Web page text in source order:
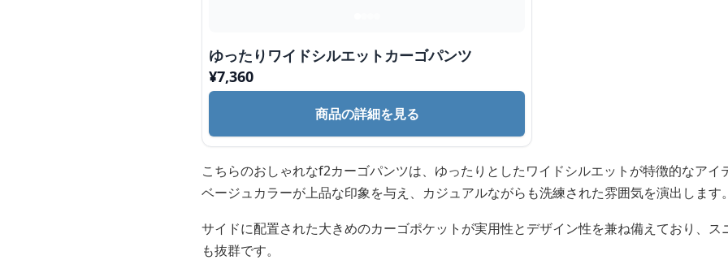
ゆったりワイドシルエットカーゴパンツ
¥7,360
商品の詳細を見る
こちらのおしゃれなf2カーゴパンツは、ゆったりとしたワイドシルエットが特徴的なアイ
ベージュカラーが上品な印象を与え、カジュアルながらも洗練された雰囲気を演出します。
サイドに配置された大きめのカーゴポケットが実用性とデザイン性を兼ね備えており、ス
も抜群です。